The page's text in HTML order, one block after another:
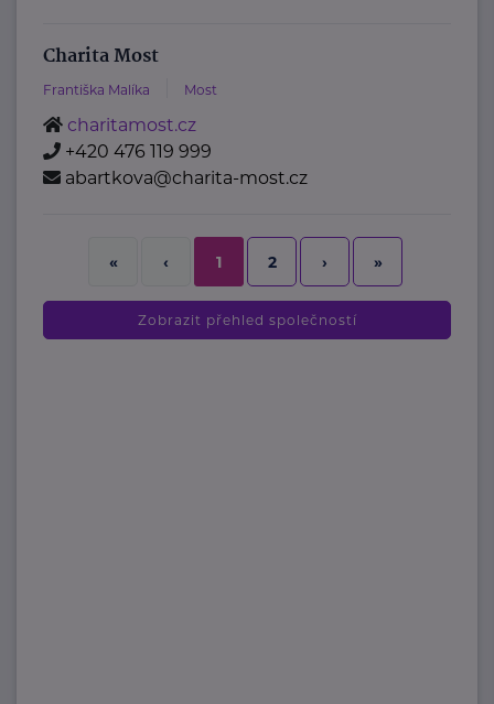
Charita Most
Františka Malíka Most
charitamost.cz
+420 476 119 999
abartkova@charita-most.cz
« ‹ 1 2 › »
Zobrazit přehled společností